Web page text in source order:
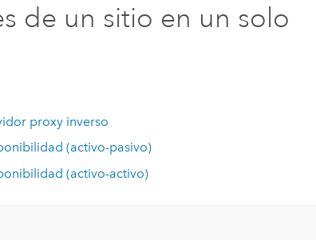
de un sitio en un solo
proxy inverso
(activo-pasivo)
(activo-activo)